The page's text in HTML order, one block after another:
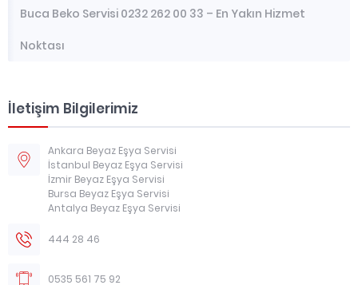
Buca Beko Servisi 0232 262 00 33 – En Yakın Hizmet
Noktası
İletişim Bilgilerimiz
Ankara Beyaz Eşya Servisi
İstanbul Beyaz Eşya Servisi
İzmir Beyaz Eşya Servisi
Bursa Beyaz Eşya Servisi
Antalya Beyaz Eşya Servisi
444 28 46
0535 561 75 92